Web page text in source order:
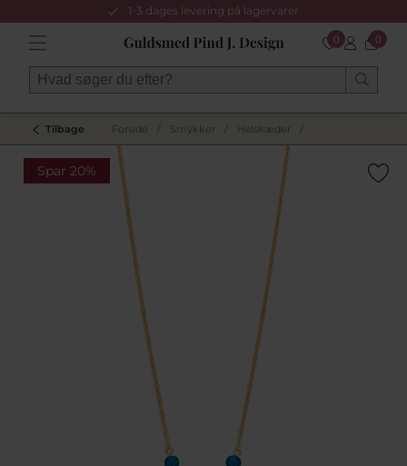
1-3 dages levering på lagervarer
0 0
Tilbage Forside Smykker Halskæder
Spar 20%